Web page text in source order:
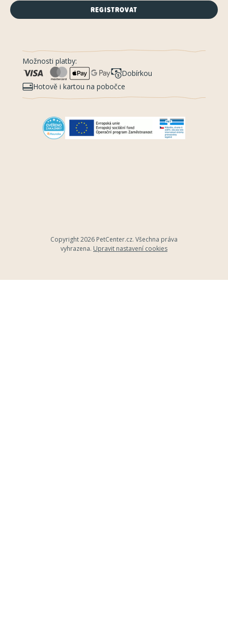
REGISTROVAT
Možnosti platby:
Dobírkou
Hotově i kartou na pobočce
Copyright 2026 PetCenter.cz. Všechna práva
vyhrazena. Upravit nastavení cookies